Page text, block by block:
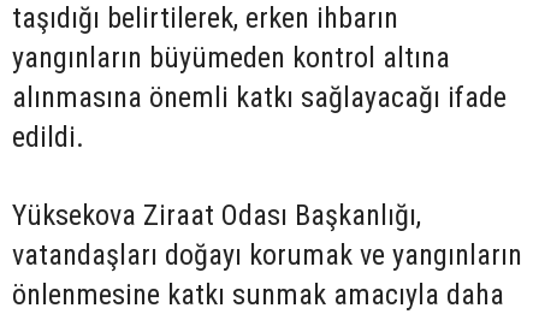
taşıdığı belirtilerek, erken ihbarın
yangınların büyümeden kontrol altına
alınmasına önemli katkı sağlayacağı ifade
edildi.
Yüksekova Ziraat Odası Başkanlığı,
vatandaşları doğayı korumak ve yangınların
önlenmesine katkı sunmak amacıyla daha